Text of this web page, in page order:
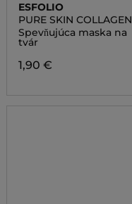
ESFOLIO
PURE SKIN COLLAGEN
ESSENCE MASK SHEET
Spevňujúca maska na
tvár
1,90 €